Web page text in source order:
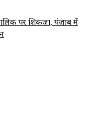
पर शिकंजा, पंजाब में